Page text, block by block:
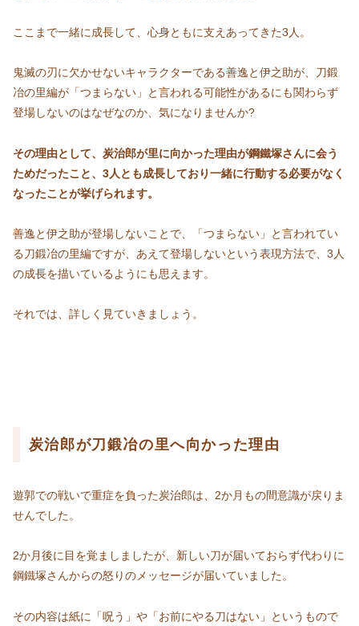
ここまで一緒に成長して、心身ともに支えあってきた3人。
鬼滅の刃に欠かせないキャラクターである善逸と伊之助が、刀鍛
冶の里編が「つまらない」と言われる可能性があるにも関わらず
登場しないのはなぜなのか、気になりませんか?
その理由として、炭治郎が里に向かった理由が鋼鐵塚さんに会う
ためだったこと、3人とも成長しており一緒に行動する必要がなく
なったことが挙げられます。
善逸と伊之助が登場しないことで、「つまらない」と言われてい
る刀鍛冶の里編ですが、あえて登場しないという表現方法で、3人
の成長を描いているようにも思えます。
それでは、詳しく見ていきましょう。
炭治郎が刀鍛冶の里へ向かった理由
遊郭での戦いで重症を負った炭治郎は、2か月もの間意識が戻りま
せんでした。
2か月後に目を覚ましましたが、新しい刀が届いておらず代わりに
鋼鐵塚さんからの怒りのメッセージが届いていました。
その内容は紙に「呪う」や「お前にやる刀はない」というもので